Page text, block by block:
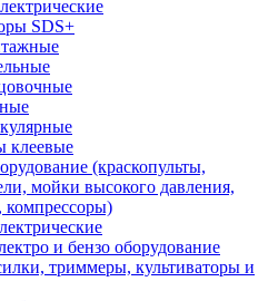
SDS+
клеевые
(краскопульты,
мойки высокого давления,
компрессоры)
и бензо оборудование
триммеры, культиваторы и